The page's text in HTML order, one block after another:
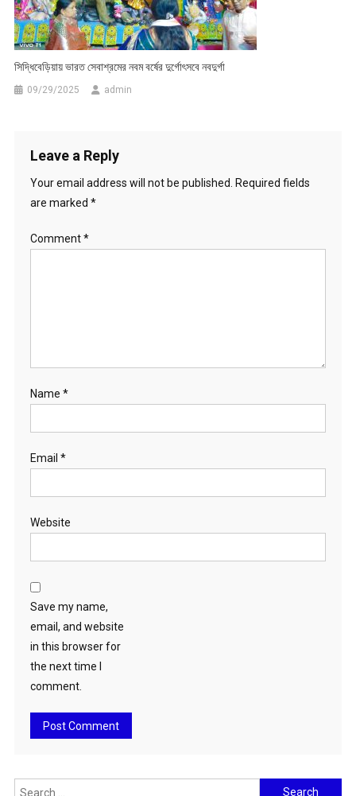
সিদ্ধিবেড়িয়ায় ভারত সেবাশ্রমের নবম বর্ষের দুর্গোৎসবে নবদুর্গা
09/29/2025 admin
Leave a Reply
Your email address will not be published.
Required fields
are marked *
Comment*
Name *
Email *
Website
Save my name,
email, and website
in this browser for
the next time I
comment.
Search